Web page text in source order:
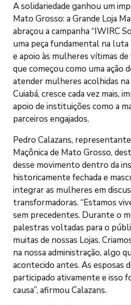
A solidariedade ganhou um
Mato Grosso: a Grande Loja
abraçou a campanha “IWIRC
uma peça fundamental na
e apoio às mulheres vítimas de
que começou como uma ação
atender mulheres acolhidas na
Cuiabá, cresce cada vez mais,
apoio de instituições como a
parceiros engajados.
Pedro Calazans,
Maçônica de Mato Grosso,
desse movimento dentro da
historicamente fechada e
integrar as mulheres em
transformadoras. “Estamos
sem precedentes. Durante o
palestras voltadas para o
muitas de nossas Lojas.
na nossa administração, algo
acontecido antes. As esposas
participado ativamente e isso
causa”, afirmou Calazans.